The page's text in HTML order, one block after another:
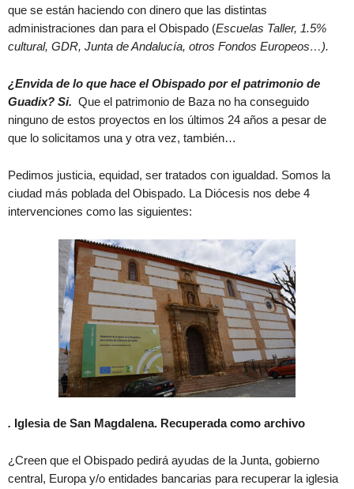
que se están haciendo con dinero que las distintas
administraciones dan para el Obispado (Escuelas Taller, 1.5%
cultural, GDR, Junta de Andalucía, otros Fondos Europeos…).
¿Envida de lo que hace el Obispado por el patrimonio de
Guadix? Si. Que el patrimonio de Baza no ha conseguido
ninguno de estos proyectos en los últimos 24 años a pesar de
que lo solicitamos una y otra vez, también…
Pedimos justicia, equidad, ser tratados con igualdad. Somos la
ciudad más poblada del Obispado. La Diócesis nos debe 4
intervenciones como las siguientes:
. Iglesia de San Magdalena. Recuperada como archivo
¿Creen que el Obispado pedirá ayudas de la Junta, gobierno
central, Europa y/o entidades bancarias para recuperar la iglesia